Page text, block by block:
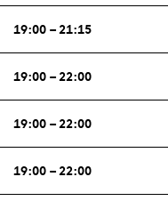
19:00 – 21:15
19:00 – 22:00
19:00 – 22:00
19:00 – 22:00